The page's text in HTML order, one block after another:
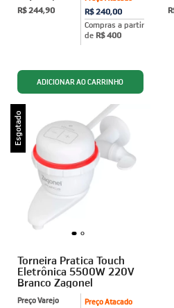
R$ 240,00
Compras a partir
de R$ 400
R$ 244,90
Esgotado
Torneira Pratica Touch
Eletrônica 5500W 220V
Branco Zagonel
Preço Atacado
Preço Varejo